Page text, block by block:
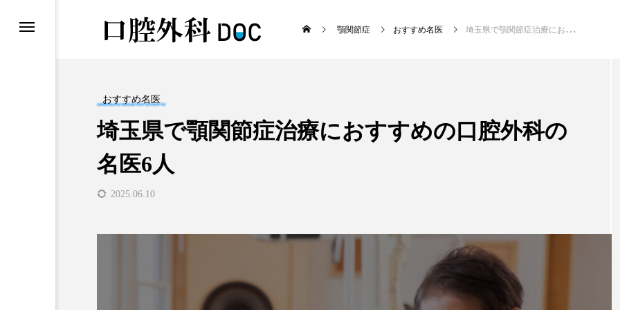
口腔外科
顎関節症 おすすめ名医 埼玉県で顎関節症治療におすすめの口腔外科の名医6人
おすすめ名医
埼玉県で顎関節症治療におすすめの口腔外科の
名医6人
2025.06.10